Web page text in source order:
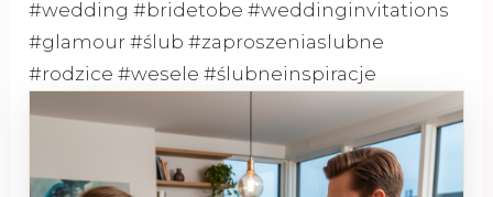
#wedding #bridetobe #weddinginvitations
#glamour #ślub #zaproszeniaslubne
#rodzice #wesele #ślubneinspiracje